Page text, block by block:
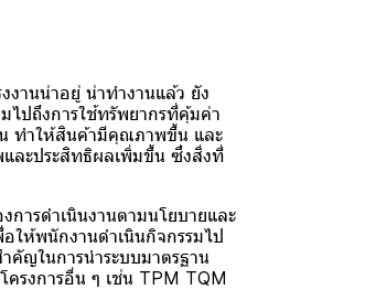
านน่าอยู่ น่าทำงานแล้ว ยัง
ไปถึงการใช้ทรัพยากรที่คุ้มค่า
น ทำให้สินค้ามีคุณภาพขึ้น และ
และประสิทธิผลเพิ่มขึ้น ซึ่งสิ่งที่
รดำเนินงานตามนโยบายและ
ให้พนักงานดำเนินกิจกรรมไป
คัญในการนำระบบมาตรฐาน
รงการอื่น ๆ เช่น TPM TQM